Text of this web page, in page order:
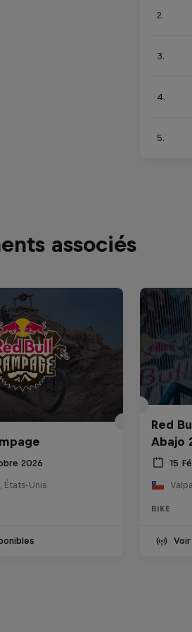
2.
3.
4.
5.
associés
2026
États-Unis
Red
Abajo
15
BIKE